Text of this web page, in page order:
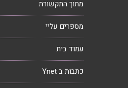
מתוך התקשורת
מספרים עליי
עמוד בית
כתבות ב Ynet